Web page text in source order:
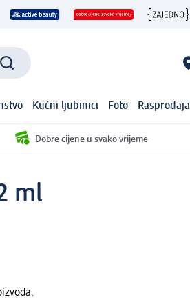
Kućni ljubimci Foto Rasprodaja
Dobre cijene u svako vrijeme
ml